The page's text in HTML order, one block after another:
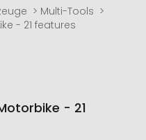
Multi-Tools
- 21 features
- 21